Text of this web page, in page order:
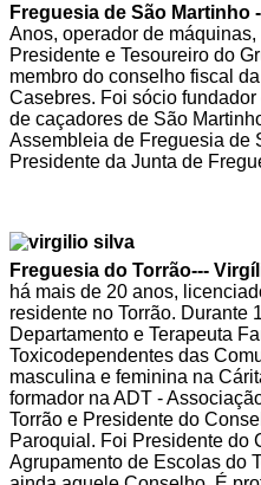
Freguesia de São
Anos, operador de
Presidente e Tesoureiro do
membro do conselho fiscal
Casebres. Foi sócio
de caçadores de São
Assembleia de Freguesia de
Presidente da Junta de
Freguesia do Torrão---
há mais de 20 anos,
residente no Torrão. Durante
Departamento e Terapeuta
Toxicodependentes das
masculina e feminina na
formador na ADT -
Torrão e Presidente do
Paroquial. Foi Presidente do
Agrupamento de Escolas do